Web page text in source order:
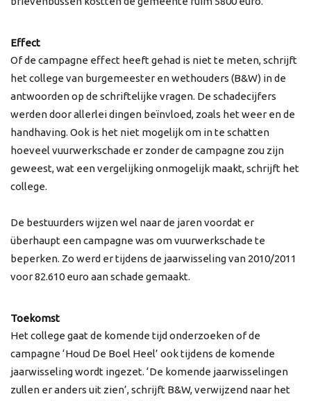
Effect
Of de campagne effect heeft gehad is niet te meten, schrijft
het college van burgemeester en wethouders (B&W) in de
antwoorden op de schriftelijke vragen. De schadecijfers
werden door allerlei dingen beïnvloed, zoals het weer en de
handhaving. Ook is het niet mogelijk om in te schatten
hoeveel vuurwerkschade er zonder de campagne zou zijn
geweest, wat een vergelijking onmogelijk maakt, schrijft het
college.
De bestuurders wijzen wel naar de jaren voordat er
überhaupt een campagne was om vuurwerkschade te
beperken. Zo werd er tijdens de jaarwisseling van 2010/2011
voor 82.610 euro aan schade gemaakt.
Toekomst
Het college gaat de komende tijd onderzoeken of de
campagne ‘Houd De Boel Heel’ ook tijdens de komende
jaarwisseling wordt ingezet. ‘De komende jaarwisselingen
zullen er anders uit zien’, schrijft B&W, verwijzend naar het